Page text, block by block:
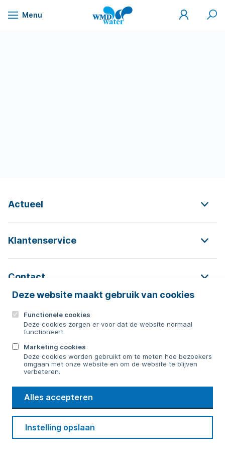
Naar
Deze website maakt gebruik van cookies
Functionele cookies
Deze cookies zorgen er voor dat de website normaal
functioneert.
Marketing cookies
Deze cookies worden gebruikt om te meten hoe bezoekers
omgaan met onze website en om de website te blijven
verbeteren.
Alles accepteren
Instelling opslaan
Menu
WMD
Drinkwater
Mijn
WMD
Zoek
Actueel
Klantenservice
Contact
Contact
Bericht sturen
WMD
Drinkwater
Cookie voorkeuren
Privacy Disclaimer